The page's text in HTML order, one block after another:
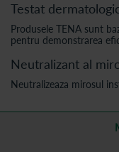
Testat
Produsele TENA sunt
pentru demonstrarea
Neutralizant al
Neutralizeaza mirosul